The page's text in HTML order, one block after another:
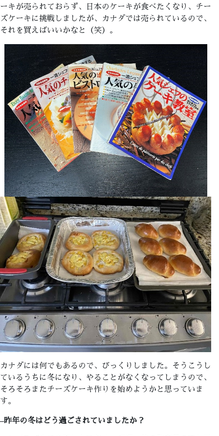
ーキが売られておらず、日本のケーキが食べたくなり、チー
ズケーキに挑戦しましたが、カナダでは売られているので、
それを買えばいいかなと（笑）。
カナダには何でもあるので、びっくりしました。そうこうし
ているうちに冬になり、やることがなくなってしまうので、
そろそろまたチーズケーキ作りを始めようかと思っていま
す。
–昨年の冬はどう過ごされていましたか？